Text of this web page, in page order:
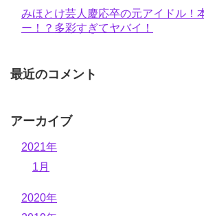
みほとけ芸人慶応卒の元アイドル！
ー！？多彩すぎてヤバイ！
最近のコメント
アーカイブ
2021年
1月
2020年